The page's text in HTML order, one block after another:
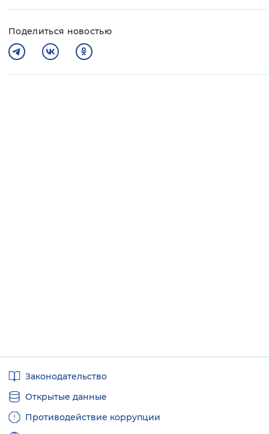
Поделиться новостью
ссылкиЗаконодательство
Открытые данные
Противодействие коррупции